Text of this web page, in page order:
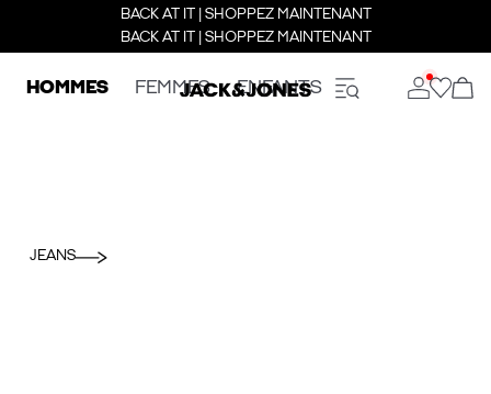
BACK AT IT | SHOPPEZ MAINTENANT
BACK AT IT | SHOPPEZ MAINTENANT
HOMMES FEMMES ENFANTS
JEANS